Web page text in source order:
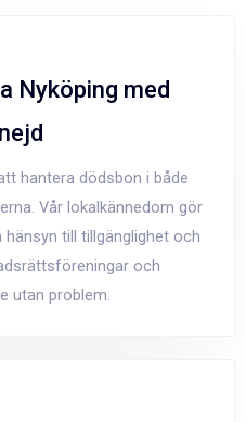
Nyköping med
hantera dödsbon i både
Vår lokalkännedom gör
till tillgänglighet och
och
utan problem.